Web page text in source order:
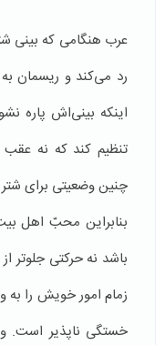
عرب هنگامی که بینی
رد می‌کند و ریسمان
اینکه بینی‌اش پاره
تنظیم کند که نه عقب
چنین وضعیتی برای
بنابراین محبّ اهل
باشد نه حرکتی جلوتر
زمام امور خویش را
خستگی ناپذیر است.